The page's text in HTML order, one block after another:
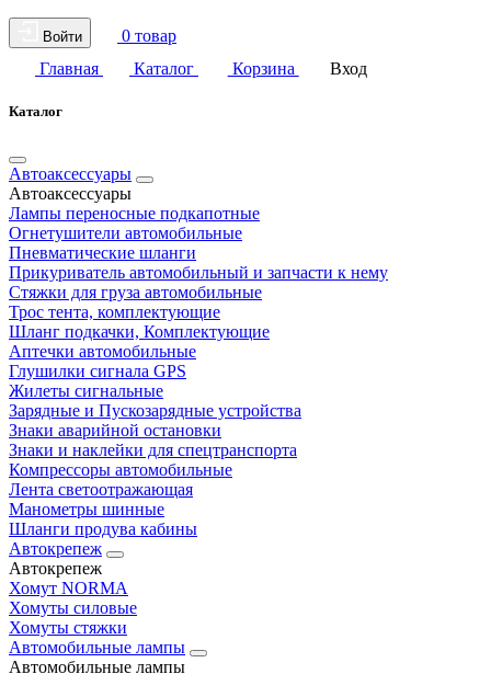
Войти
0 товар
Главная
Каталог Корзина Вход
Каталог
Автоаксессуары
Автоаксессуары
Лампы переносные подкапотные
Огнетушители автомобильные
Пневматические шланги
Прикуриватель автомобильный и запчасти к нему
Стяжки для груза автомобильные
Трос тента, комплектующие
Шланг подкачки, Комплектующие
Аптечки автомобильные
Глушилки сигнала GPS
Жилеты сигнальные
Зарядные и Пускозарядные устройства
Знаки аварийной остановки
Знаки и наклейки для спецтранспорта
Компрессоры автомобильные
Лента светоотражающая
Манометры шинные
Шланги продува кабины
Автокрепеж
Автокрепеж
Хомут NORMA
Хомуты силовые
Хомуты стяжки
Автомобильные лампы
Автомобильные лампы